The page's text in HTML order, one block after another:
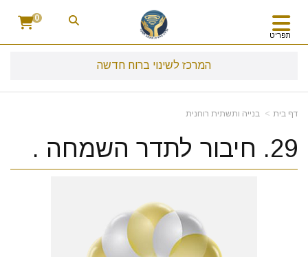
תפריט
0
המרכז לשינוי ברוח חדשה
דף בית בנייה ותשתית רוחנית
29. חיבור לתדר השמחה .